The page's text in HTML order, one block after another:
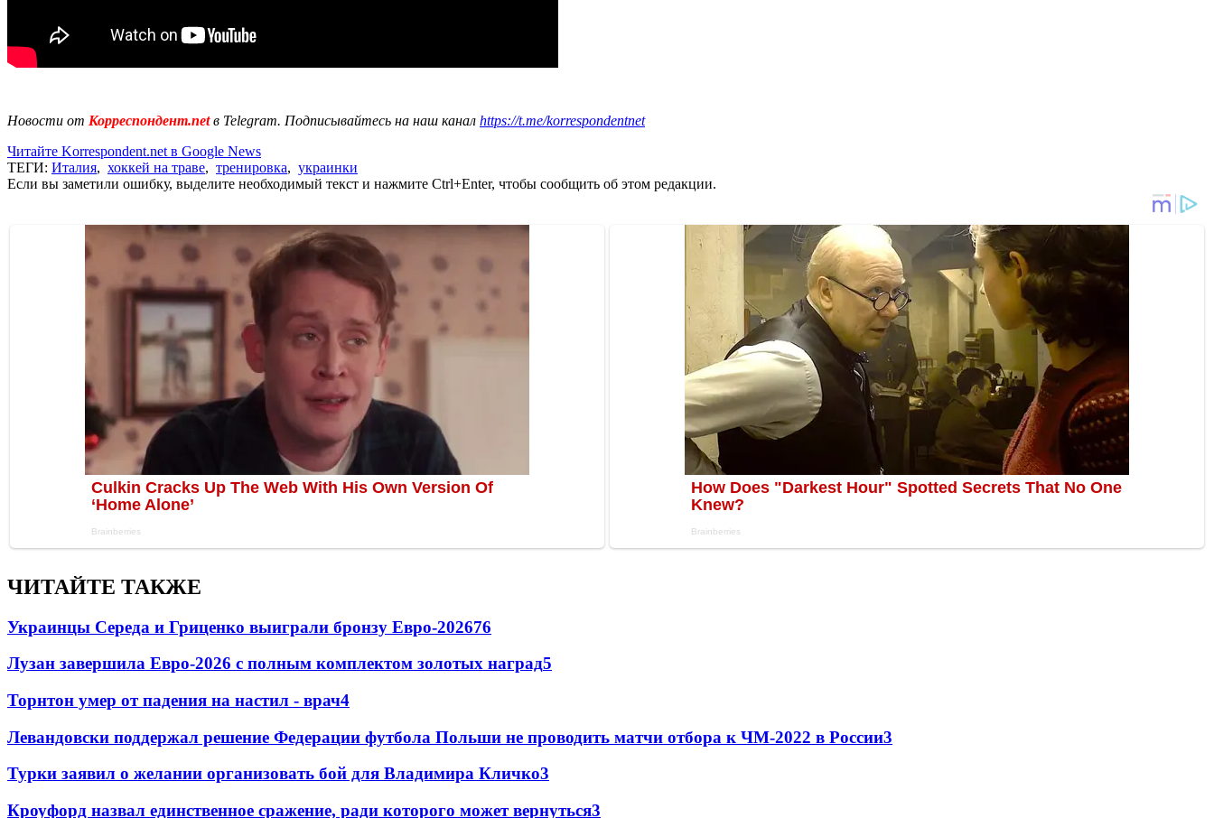
Новости от Корреспондент.netв Telegram. Подписывайтесь на наш канал https://t.me/korrespondentnet
Читайте Korrespondent.net в Google News
ТЕГИ: Италия, хоккей на траве, тренировка, украинки
Если вы заметили ошибку, выделите необходимый текст и нажмите Ctrl+Enter, чтобы сообщить об этом редакции.
ЧИТАЙТЕ ТАКЖЕ
Украинцы Середа и Гриценко выиграли бронзу Евро-202676
Лузан завершила Евро-2026 с полным комплектом золотых наград5
Торнтон умер от падения на настил - врач4
Левандовски поддержал решение Федерации футбола Польши не проводить матчи отбора к ЧМ-2022 в России3
Турки заявил о желании организовать бой для Владимира Кличко3
Кроуфорд назвал единственное сражение, ради которого может вернуться3